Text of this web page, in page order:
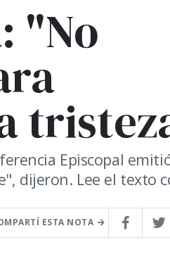
"No
Episcopal
dijeron. Lee el texto
ESTA NOTA